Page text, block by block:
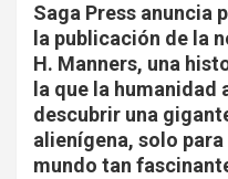
Saga Press anuncia
la publicación de la
H. Manners, una
la que la
descubrir una
alienígena, solo
mundo tan